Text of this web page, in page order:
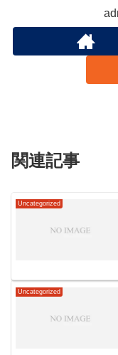
関連記事
Uncategorized
Uncategorized